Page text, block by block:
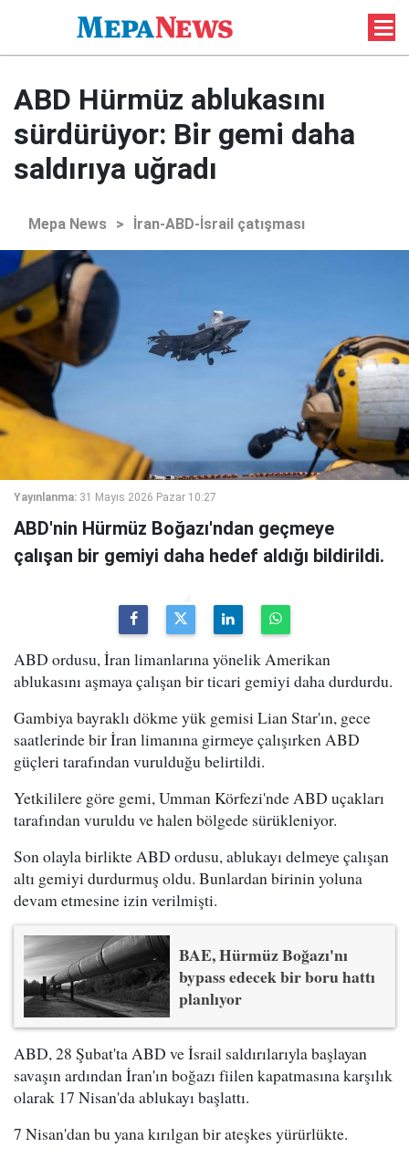
ABD Hürmüz ablukasını
sürdürüyor: Bir gemi daha
saldırıya uğradı
Mepa News > İran-ABD-İsrail çatışması
Yayınlanma: 31 Mayıs 2026 Pazar 10:27
ABD'nin Hürmüz Boğazı'ndan geçmeye
çalışan bir gemiyi daha hedef aldığı bildirildi.
ABD ordusu, İran limanlarına yönelik Amerikan
ablukasını aşmaya çalışan bir ticari gemiyi daha durdurdu.
Gambiya bayraklı dökme yük gemisi Lian Star'ın, gece
saatlerinde bir İran limanına girmeye çalışırken ABD
güçleri tarafından vurulduğu belirtildi.
Yetkililere göre gemi, Umman Körfezi'nde ABD uçakları
tarafından vuruldu ve halen bölgede sürükleniyor.
Son olayla birlikte ABD ordusu, ablukayı delmeye çalışan
altı gemiyi durdurmuş oldu. Bunlardan birinin yoluna
devam etmesine izin verilmişti.
BAE, Hürmüz Boğazı'nı
bypass edecek bir boru hattı
planlıyor
ABD, 28 Şubat'ta ABD ve İsrail saldırılarıyla başlayan
savaşın ardından İran'ın boğazı fiilen kapatmasına karşılık
olarak 17 Nisan'da ablukayı başlattı.
7 Nisan'dan bu yana kırılgan bir ateşkes yürürlükte.